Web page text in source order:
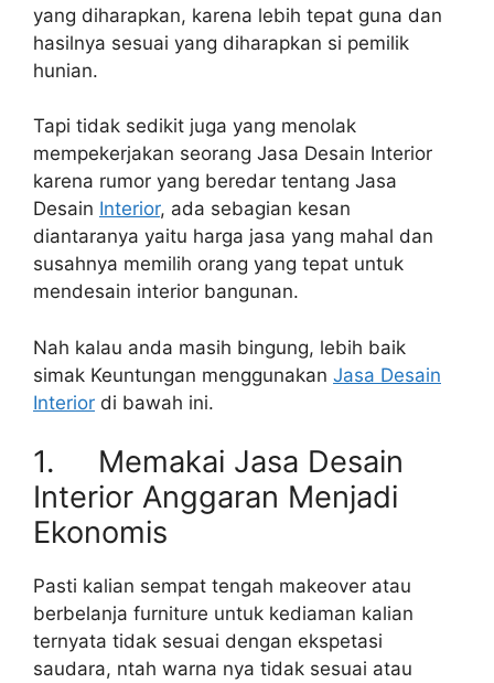
yang diharapkan, karena lebih tepat guna dan
hasilnya sesuai yang diharapkan si pemilik
hunian.
Tapi tidak sedikit juga yang menolak
mempekerjakan seorang Jasa Desain Interior
karena rumor yang beredar tentang Jasa
Desain Interior, ada sebagian kesan
diantaranya yaitu harga jasa yang mahal dan
susahnya memilih orang yang tepat untuk
mendesain interior bangunan.
Nah kalau anda masih bingung, lebih baik
simak Keuntungan menggunakan Jasa Desain
Interior di bawah ini.
1. Memakai Jasa Desain
Interior Anggaran Menjadi
Ekonomis
Pasti kalian sempat tengah makeover atau
berbelanja furniture untuk kediaman kalian
ternyata tidak sesuai dengan ekspetasi
saudara, ntah warna nya tidak sesuai atau